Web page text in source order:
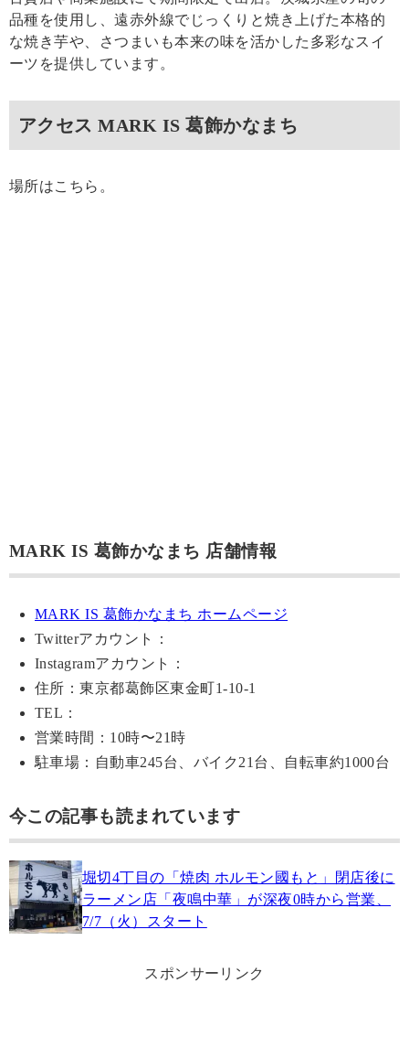
品種を使用し、遠赤外線でじっくりと焼き上げた本格的
な焼き芋や、さつまいも本来の味を活かした多彩なスイ
ーツを提供しています。
アクセス MARK IS 葛飾かなまち
場所はこちら。
MARK IS 葛飾かなまち 店舗情報
MARK IS 葛飾かなまち ホームページ
Twitterアカウント：
Instagramアカウント：
住所：東京都葛飾区東金町1-10-1
TEL：
営業時間：10時〜21時
駐車場：自動車245台、バイク21台、自転車約1000台
今この記事も読まれています
堀切4丁目の「焼肉 ホルモン國もと」閉店後に
ラーメン店「夜鳴中華」が深夜0時から営業、
7/7（火）スタート
スポンサーリンク